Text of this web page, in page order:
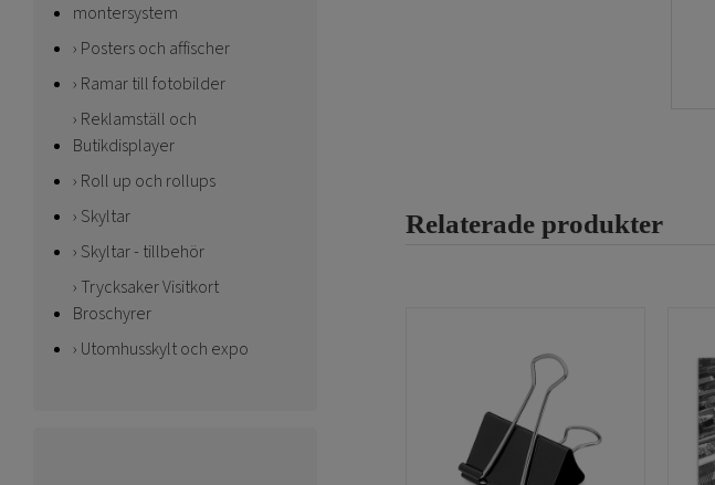
Relaterade produkter
montersystem
Posters och affischer
Ramar till fotobilder
Reklamställ och
Butikdisplayer
Roll up och rollups
Skyltar
Skyltar - tillbehör
Trycksaker Visitkort
Broschyrer
Utomhusskylt och expo